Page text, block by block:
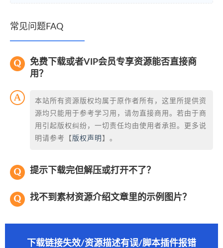
常见问题FAQ
免费下载或者VIP会员专享资源能否直接商
用？
本站所有资源版权均属于原作者所有，这里所提供资
源均只能用于参考学习用，请勿直接商用。若由于商
用引起版权纠纷，一切责任均由使用者承担。更多说
明请参考【 版权声明 】。
提示下载完但解压或打开不了？
找不到素材资源介绍文章里的示例图片？
下载链接失效/资源描述有误/脚本插件报错